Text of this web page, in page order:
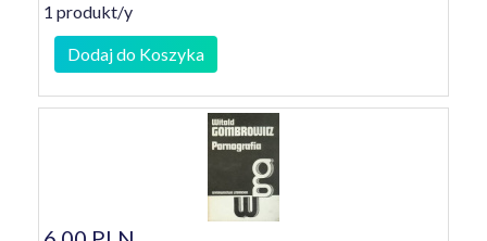
1 produkt/y
Dodaj do Koszyka